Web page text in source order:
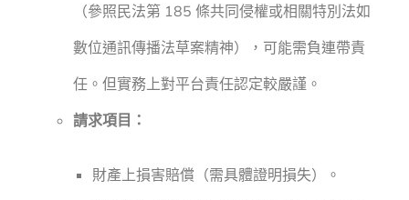
（參照民法第 185 條共同侵權或相關特別法如
數位通訊傳播法草案精神），可能需負連帶責
任。但實務上對平台責任認定較嚴謹。
請求項目：
財產上損害賠償（需具體證明損失）。